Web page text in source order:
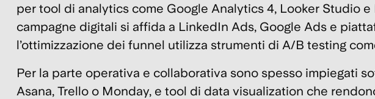
per tool di analytics come Google Analytics 4, Looker Studio
campagne digitali si affida a LinkedIn Ads, Google Adse
l’ottimizzazione dei funnel utilizza strumenti di A/B testing
Per la parte operativa e collaborativa sono spesso impiegati
Asana, Trello o Monday, e tool di data visualization che